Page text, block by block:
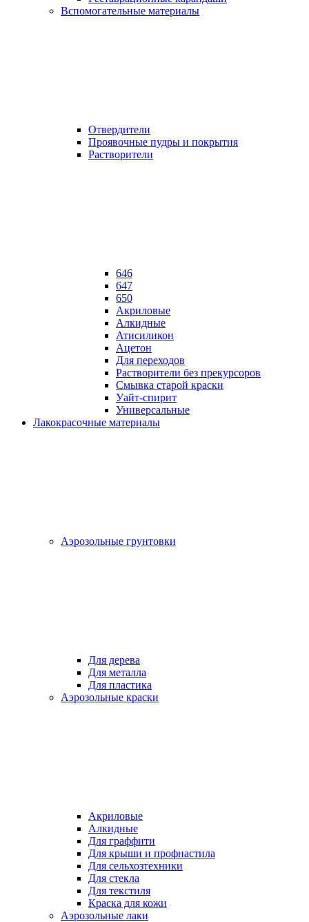
Вспомогательные материалы
Отвердители
Проявочные пудры и покрытия
Растворители
646
647
650
Акриловые
Алкидные
Атисиликон
Ацетон
Для переходов
Растворители без прекурсоров
Смывка старой краски
Уайт-спирит
Универсальные
Лакокрасочные материалы
Аэрозольные грунтовки
Для дерева
Для металла
Для пластика
Аэрозольные краски
Акриловые
Алкидные
Для граффити
Для крыши и профнастила
Для сельхозтехники
Для стекла
Для текстиля
Краска для кожи
Аэрозольные лаки